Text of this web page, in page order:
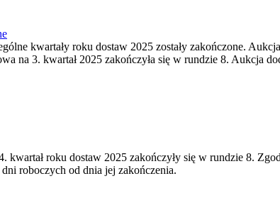
kwartały roku dostaw 2025 zostały zakończone.
na 3. kwartał 2025 zakończyła się w rundzie 8. Aukcja
roku dostaw 2025 zakończyły się w rundzie 8.
roboczych od dnia jej zakończenia.